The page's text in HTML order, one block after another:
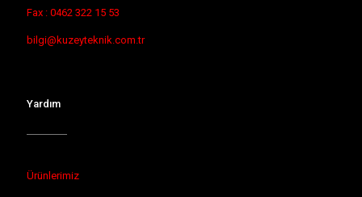
Fax : 0462 322 15 53
bilgi@kuzeyteknik.com.tr
Yardım
Ürünlerimiz